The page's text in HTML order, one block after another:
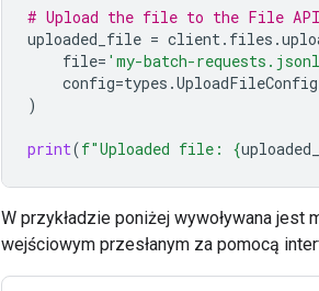
# Upload the file to the File API
uploaded_file = client. files .
file= 'my-batch-
config=types .UploadFileConfig
)
print(f"Uploaded file: {
W przykładzie poniżej wywoływana jest
wejściowym przesłanym za pomocą